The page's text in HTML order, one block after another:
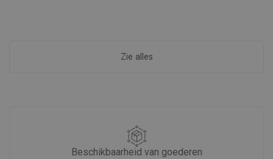
Zie alles
Beschikbaarheid van goederen